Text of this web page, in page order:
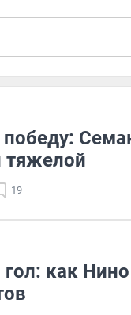
тяжелой
19
как Нино